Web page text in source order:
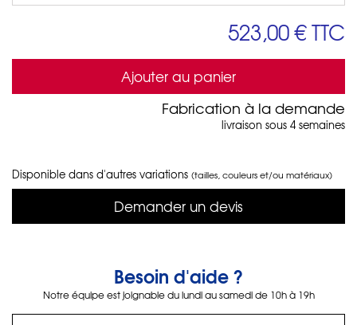
523,00 €TTC
Ajouter au panier
Fabrication à la demande
livraison sous 4 semaines
Disponible dans d'autres variations (tailles, couleurs et/ou matériaux)
Demander un devis
Besoin d'aide ?
Notre équipe est joignable du lundi au samedi de 10h à 19h